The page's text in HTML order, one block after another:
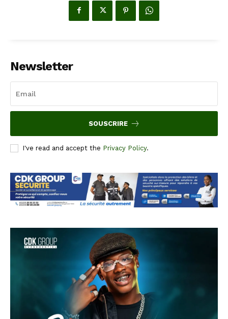
Newsletter
SOUSCRIRE
I've read and accept the Privacy Policy.